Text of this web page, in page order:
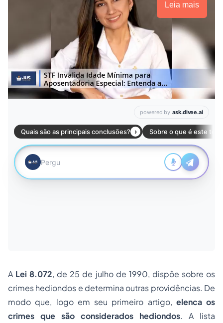
Leia mais
A Lei 8.072, de 25 de julho de 1990, dispõe sobre os
crimes hediondos e determina outras providências. De
modo que, logo em seu primeiro artigo, elenca os
crimes que são considerados hediondos. A lista